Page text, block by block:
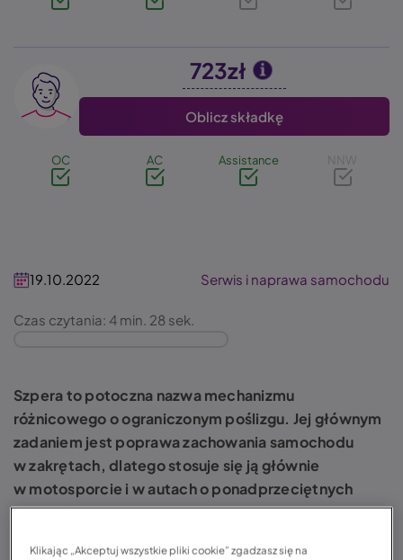
Image 723zł
Oblicz składkę
OC AC Assistance NNW
19.10.2022 Serwis i naprawa samochodu
Czas czytania: 4 min. 28 sek.
Szpera to potoczna nazwa mechanizmu
różnicowego o ograniczonym poślizgu. Jej głównym
zadaniem jest poprawa zachowania samochodu
w zakrętach, dlatego stosuje się ją głównie
w motosporcie i w autach o ponadprzeciętnych
osiągach.
Klikając „Akceptuj wszystkie pliki cookie” zgadzasz się na